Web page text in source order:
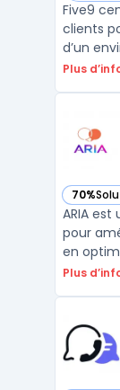
Five9
clients
d’un
des
réel, ...
Plus
70%
— voir
ARIA
pour
en
prendre
Plus